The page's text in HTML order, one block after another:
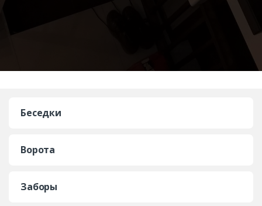
Беседки
Ворота
Заборы